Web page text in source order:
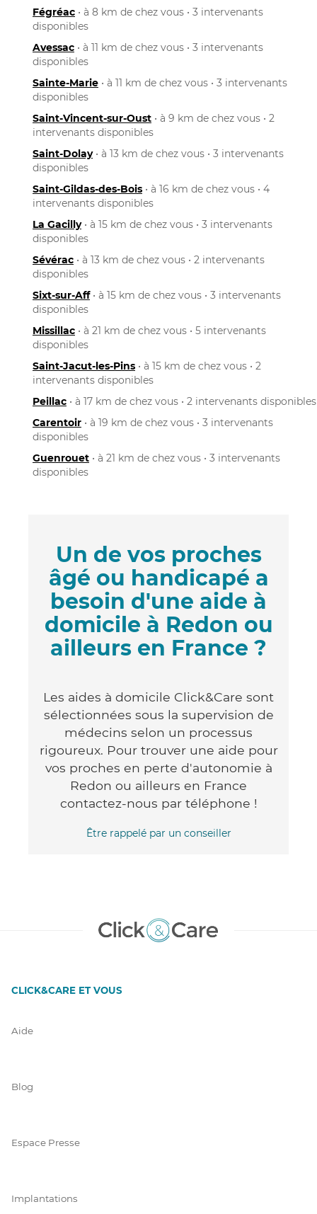
Fégréac • à 8 km de chez vous • 3 intervenants
disponibles
Avessac • à 11 km de chez vous • 3 intervenants
disponibles
Sainte-Marie • à 11 km de chez vous • 3 intervenants
disponibles
Saint-Vincent-sur-Oust • à 9 km de chez vous • 2
intervenants disponibles
Saint-Dolay• à 13 km de chez vous • 3 intervenants
disponibles
Saint-Gildas-des-Bois • à 16 km de chez vous • 4
intervenants disponibles
La Gacilly• à 15 km de chez vous • 3 intervenants
disponibles
Sévérac • à 13 km de chez vous • 2 intervenants
disponibles
Sixt-sur-Aff• à 15 km de chez vous • 3 intervenants
disponibles
Missillac • à 21 km de chez vous • 5 intervenants
disponibles
Saint-Jacut-les-Pins • à 15 km de chez vous • 2
intervenants disponibles
Peillac • à 17 km de chez vous • 2 intervenants disponibles
Carentoir • à 19 km de chez vous • 3 intervenants
disponibles
Guenrouet • à 21 km de chez vous • 3 intervenants
disponibles
Un de vos proches
âgé ou handicapé a
besoin d'une aide à
domicile à Redon ou
ailleurs en France ?
Les aides à domicile Click&Care sont
sélectionnées sous la supervision de
médecins selon un processus
rigoureux. Pour trouver une aide pour
vos proches en perte d'autonomie à
Redon ou ailleurs en France
contactez-nous par téléphone !
Être rappelé par un conseiller
CLICK&CARE ET VOUS
Aide
Blog
Espace Presse
Implantations